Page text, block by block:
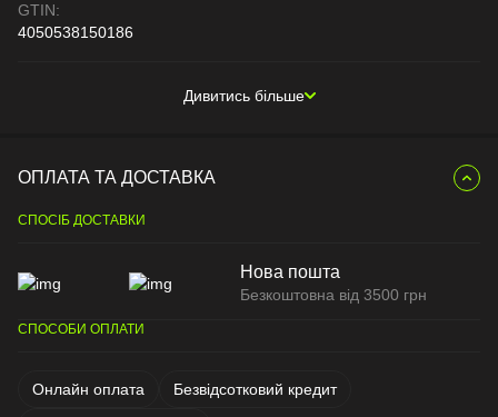
GTIN:
4050538150186
Дивитись більше
ОПЛАТА ТА ДОСТАВКА
СПОСІБ ДОСТАВКИ
Нова пошта
Безкоштовна від 3500 грн
СПОСОБИ ОПЛАТИ
Онлайн оплата Безвідсотковий кредит